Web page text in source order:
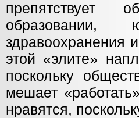
препятствует
образовании,
здравоохранения
этой «элите»
поскольку
мешает
нравятся,